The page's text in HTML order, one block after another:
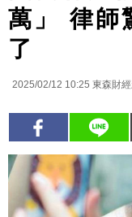
萬」 律師
了
2025/02/12 10:25 東森財